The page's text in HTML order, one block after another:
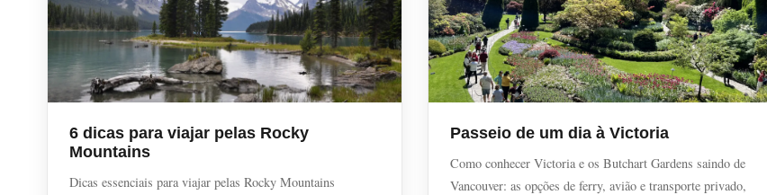
6 dicas para viajar pelas Rocky
Mountains
Dicas essenciais para viajar pelas Rocky Mountains
Passeio de um dia à Victoria
Como conhecer Victoria e os Butchart Gardens saindo de
Vancouver: as opções de ferry, avião e transporte privado,